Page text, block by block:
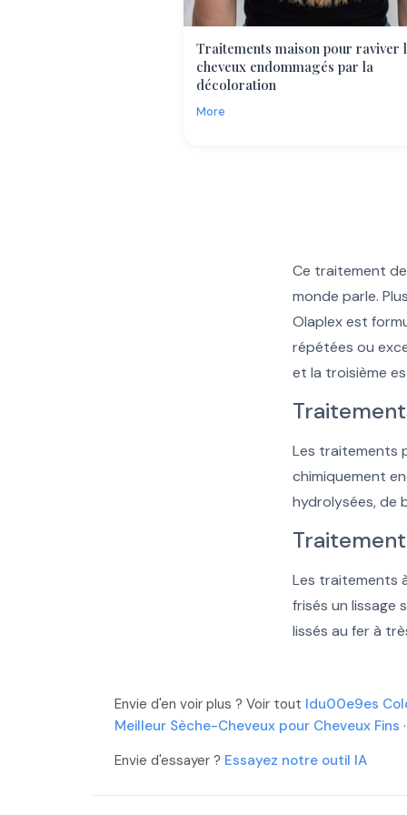
Traitements maison pour raviver
cheveux endommagés par la
décoloration
More
Ce traitement
monde parle.
Olaplexest
répétées ou
et la troisième
Les traitements
chimiquement
hydrolysées, de
Les traitements
frisés un lissage
lissés au fer à
Envie d'en voir plus ? Voir tout Idu00e9es
Meilleur Sèche-Cheveux pour Cheveux Fins
Envie d'essayer ? Essayez notre outil IA